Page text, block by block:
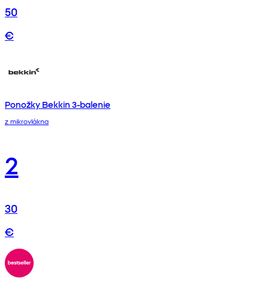
50
€
Ponožky Bekkin 3-balenie
z mikrovlákna
2
30
€